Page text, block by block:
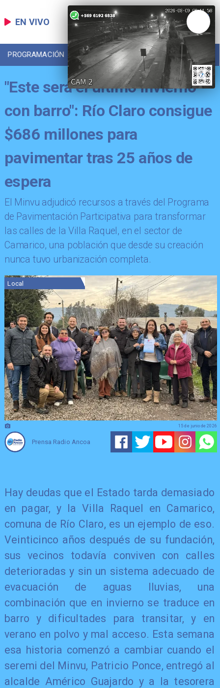
EN VIVO
PROGRAMACIÓN LOCAL DEPORTES
"Este será el último invierno
con barro": Río Claro consigue
$686 millones para
pavimentar tras 25 años de
espera
​El Minvu adjudicó recursos a través del Programa
de Pavimentación Participativa para transformar
las calles de la Villa Raquel, en el sector de
Camarico, una población que desde su creación
nunca tuvo urbanización completa.
Local
Prensa Radio Ancoa
15 de junio de 2026
Hay deudas que el Estado tarda demasiado
en pagar, y la Villa Raquel en Camarico,
comuna de Río Claro, es un ejemplo de eso.
Veinticinco años después de su fundación,
sus vecinos todavía conviven con calles
deterioradas y sin un sistema adecuado de
evacuación de aguas lluvias, una
combinación que en invierno se traduce en
barro y dificultades para transitar, y en
verano en polvo y mal acceso. Esta semana
esa historia comenzó a cambiar cuando el
seremi del Minvu, Patricio Ponce, entregó al
alcalde Américo Guajardo y a la tesorera